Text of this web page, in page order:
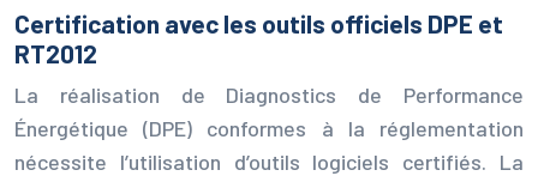
Certification avec les outils officiels DPE et
RT2012
La réalisation de Diagnostics de Performance
Énergétique (DPE) conformes à la réglementation
nécessite l’utilisation d’outils logiciels certifiés. La